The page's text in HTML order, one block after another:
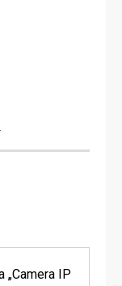
„Camera IP